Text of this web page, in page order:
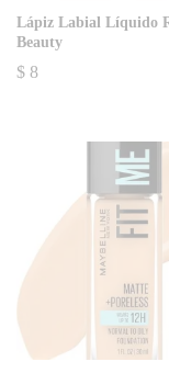
Lápiz Labial Líquido
Beauty
$ 8